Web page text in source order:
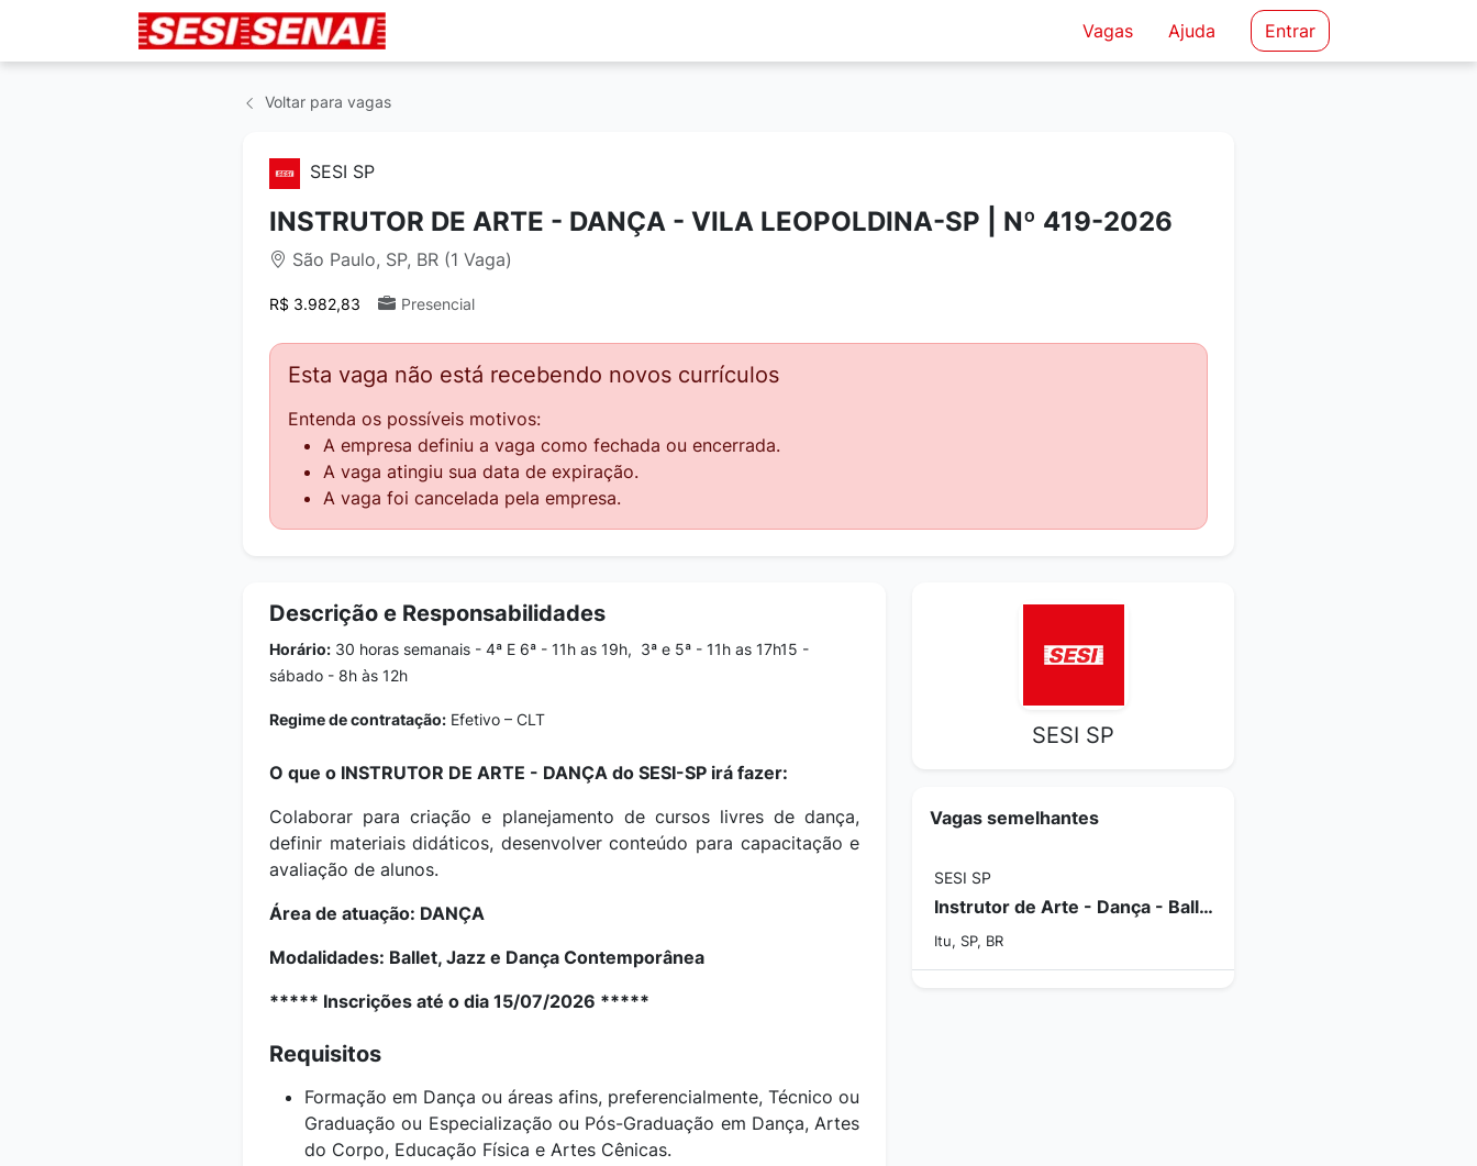
Vagas Ajuda Entrar
Voltar para vagas
SESI SP
INSTRUTOR DE ARTE - DANÇA - VILA LEOPOLDINA-SP | Nº 419-2026
São Paulo, SP, BR (1 Vaga)
R$ 3.982,83 Presencial
Esta vaga não está recebendo novos currículos
Entenda os possíveis motivos:
A empresa definiu a vaga como fechada ou encerrada.
A vaga atingiu sua data de expiração.
A vaga foi cancelada pela empresa.
Descrição e Responsabilidades
Horário: 30 horas semanais - 4ª E 6ª - 11h as 19h, 3ª e 5ª - 11h as 17h15 -
sábado - 8h às 12h
Regime de contratação: Efetivo – CLT
O que o INSTRUTOR DE ARTE - DANÇA do SESI-SP irá fazer:
Colaborar para criação e planejamento de cursos livres de dança,
definir materiais didáticos, desenvolver conteúdo para capacitação e
avaliação de alunos.
Área de atuação: DANÇA
Modalidades: Ballet, Jazz e Dança Contemporânea
***** Inscrições até o dia 15/07/2026 *****
Requisitos
Formação em Dança ou áreas afins, preferencialmente, Técnico ou
Graduação ou Especialização ou Pós-Graduação em Dança, Artes
do Corpo, Educação Física e Artes Cênicas.
SESI SP
Vagas semelhantes
SESI SP
Instrutor de Arte - Dança - Ballet clássico, Jazz e Dança Contemporânea - Itu-SP | Nº 403-2026
Itu, SP, BR